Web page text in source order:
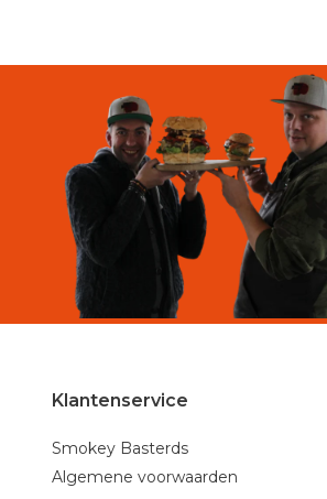
Klantenservice
Smokey Basterds
Algemene voorwaarden